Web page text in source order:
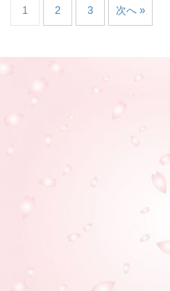
1 2 3 次へ »